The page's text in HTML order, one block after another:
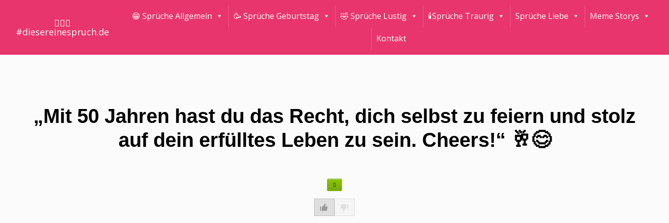
🤷🏼‍♀️
#diesereinespruch.de
😁 Sprüche Allgemein 🥳 Sprüche Geburtstag 🤣 Sprüche Lustig 🕯Sprüche Traurig Sprüche Liebe Meme Storys
Kontakt
„Mit 50 Jahren hast du das Recht, dich selbst zu feiern und stolz
auf dein erfülltes Leben zu sein. Cheers!“ 🥂😊